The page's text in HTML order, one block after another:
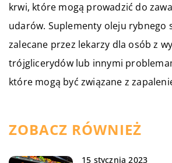
krwi, które mogą prowadzić do
udarów. Suplementy oleju rybnego
zalecane przez lekarzy dla osób z
trójglicerydów lub innymi
które mogą być związane z
ZOBACZ RÓWNIEŻ
15 stycznia 2023